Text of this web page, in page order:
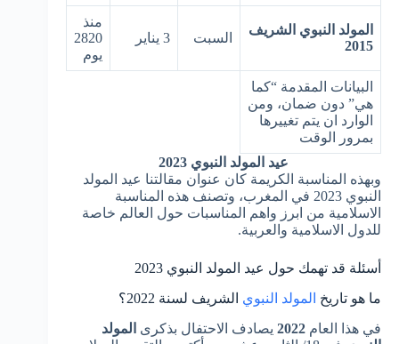
المولد النبوي الشريف
2015
السبت 3 يناير
منذ
2820
يوم
البيانات المقدمة “كما
هي” دون ضمان، ومن
الوارد ان يتم تغييرها
بمرور الوقت
عيد المولد النبوي 2023
وبهذه المناسبة الكريمة كان عنوان مقالتنا عيد المولد
النبوي 2023 في المغرب، وتصنف هذه المناسبة
الاسلامية من ابرز واهم المناسبات حول العالم خاصة
للدول الاسلامية والعربية.
أسئلة قد تهمك حول عيد المولد النبوي 2023
ما هو تاريخ المولد النبوي الشريف لسنة 2022؟
في هذا العام 2022 يصادف الاحتفال بذكرى المولد